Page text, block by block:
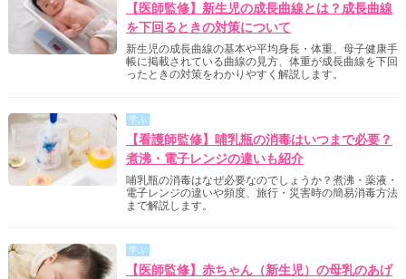
【医師監修】新生児の成長曲線とは？成長曲線
を下回るときの対策について
新生児の成長曲線の基本や平均身長・体重、母子健康手
帳に掲載されている曲線の見方、体重が成長曲線を下回
ったときの対策をわかりやすく解説します。
学ぶ
【看護師監修】哺乳瓶の消毒はいつまで必要？
煮沸・電子レンジの違いも紹介
哺乳瓶の消毒はなぜ必要なのでしょうか？煮沸・薬液・
電子レンジの違いや頻度、旅行・災害時の簡易消毒方法
まで解説します。
学ぶ
【医師監修】赤ちゃん（新生児）の母乳のあげ